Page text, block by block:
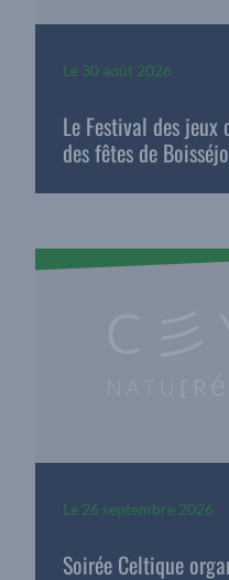
Le 30 août 2026
Le Festival des
des fêtes de
Le 26 septembre 2026
Soirée Celtique